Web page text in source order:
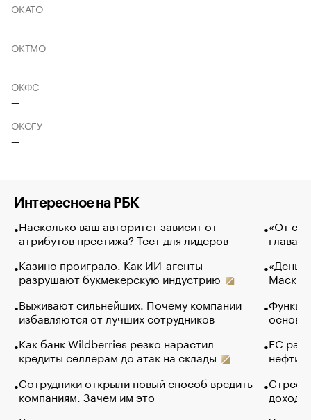
ОКАТО
—
ОКТМО
—
ОКФС
—
ОКОГУ
—
Интересное на РБК
Насколько ваш авторитет зависит от
атрибутов престижа? Тест для лидеров
Казино проиграло. Как ИИ-агенты
разрушают букмекерскую индустрию
Выживают сильнейших. Почему компании
избавляются от лучших сотрудников
Как банк Wildberries резко нарастил
кредиты селлерам до атак на склады
Сотрудники открыли новый способ вредить
компаниям. Зачем им это
«От
глава
Маск в
основ
ЕС
нефти